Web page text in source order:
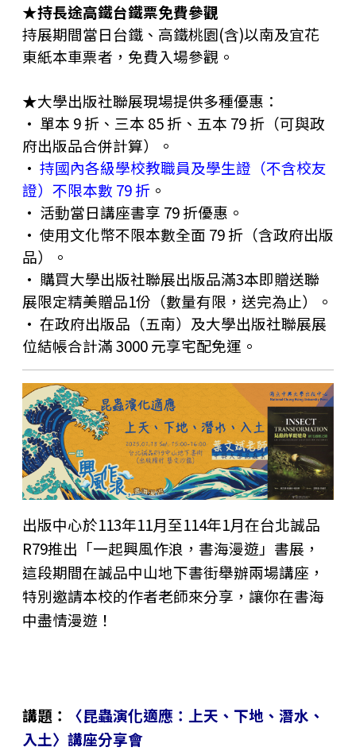
★持長途高鐵台鐵票免費參觀
持展期間當日台鐵、高鐵桃園(含)以南及宜花
東紙本車票者，免費入場參觀。
★大學出版社聯展現場提供多種優惠：
• 單本 9 折、三本 85 折、五本 79 折（可與政
府出版品合併計算）。
• 持國內各級學校教職員及學生證（不含校友
證）不限本數 79 折 。
• 活動當日講座書享 79 折優惠。
• 使用文化幣不限本數全面 79 折（含政府出版
品）。
• 購買大學出版社聯展出版品滿3本即贈送聯
展限定精美贈品1份（數量有限，送完為止）。
• 在政府出版品（五南）及大學出版社聯展展
位結帳合計滿 3000 元享宅配免運。
出版中心於113年11月至114年1月在台北誠品
R79推出「一起興風作浪，書海漫遊」書展，
這段期間在誠品中山地下書街舉辦兩場講座，
特別邀請本校的作者老師來分享，讓你在書海
中盡情漫遊！
講題：
〈昆蟲演化適應：上天、下地、潛水、
入土〉講座分享會